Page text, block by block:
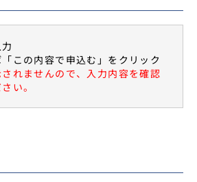
この内容で申込む」をクリック
れませんので、入力内容を確認
い。